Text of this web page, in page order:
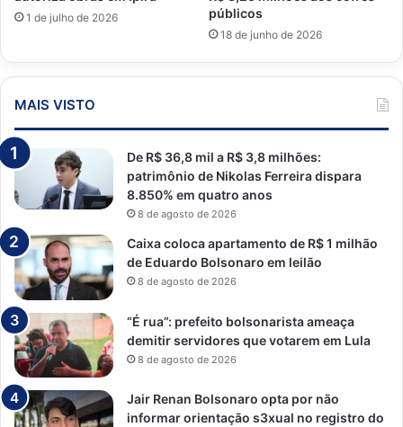
1 de julho de 2026
públicos
18 de junho de 2026
MAIS VISTO
De R$ 36,8 mil a R$ 3,8 milhões:
patrimônio de Nikolas Ferreira dispara
8.850% em quatro anos
8 de agosto de 2026
Caixa coloca apartamento de R$ 1 milhão
de Eduardo Bolsonaro em leilão
8 de agosto de 2026
“É rua”: prefeito bolsonarista ameaça
demitir servidores que votarem em Lula
8 de agosto de 2026
Jair Renan Bolsonaro opta por não
informar orientação s3xual no registro do